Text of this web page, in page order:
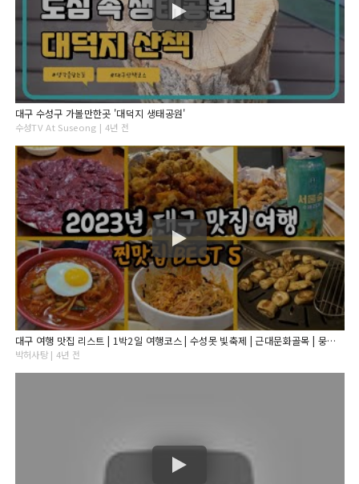
대구 수성구 가볼만한곳 '대덕지 생태공원'
수성TV At Suseong | 4년 전
대구 여행 맛집 리스트 | 1박2일 여행코스 | 수성못 빛축제 | 근대문화골목 | 뭉티기 | 대구막창 | 납작만두
박허사탕 | 4년 전